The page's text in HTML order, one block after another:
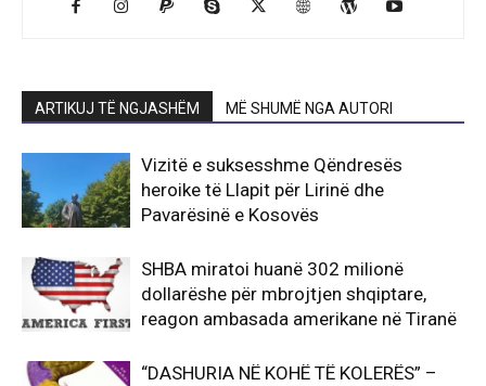
ARTIKUJ TË NGJASHËM MË SHUMË NGA AUTORI
Vizitë e suksesshme Qëndresës
heroike të Llapit për Lirinë dhe
Pavarësinë e Kosovës
SHBA miratoi huanë 302 milionë
dollarëshe për mbrojtjen shqiptare,
reagon ambasada amerikane në Tiranë
“DASHURIA NË KOHË TË KOLERËS” –